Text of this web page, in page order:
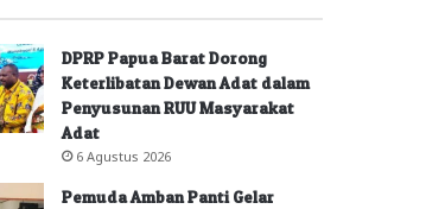
DPRP Papua Barat Dorong
Keterlibatan Dewan Adat dalam
Penyusunan RUU Masyarakat
Adat
6 Agustus 2026
Pemuda Amban Panti Gelar